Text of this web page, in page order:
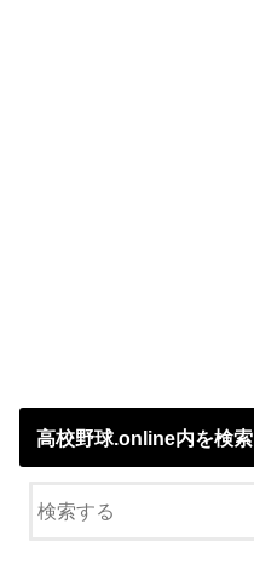
高校野球.online内を検索